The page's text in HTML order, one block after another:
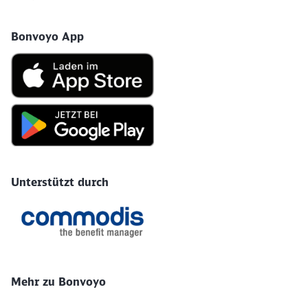
Bonvoyo App
Unterstützt durch
Mehr zu Bonvoyo